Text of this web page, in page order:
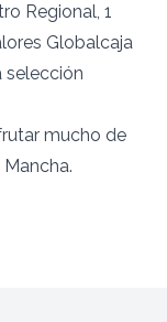
Regional, 1
Globalcaja
selección
mucho de